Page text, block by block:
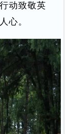
动致敬英
心。